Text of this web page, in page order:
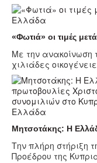
Ελλάδα
«Φωτιά» οι τιμές
Με την ανακοίνωση
χιλιάδες
Ελλάδα
Μητσοτάκης: Η
Την πλήρη στήριξη
Προέδρου της